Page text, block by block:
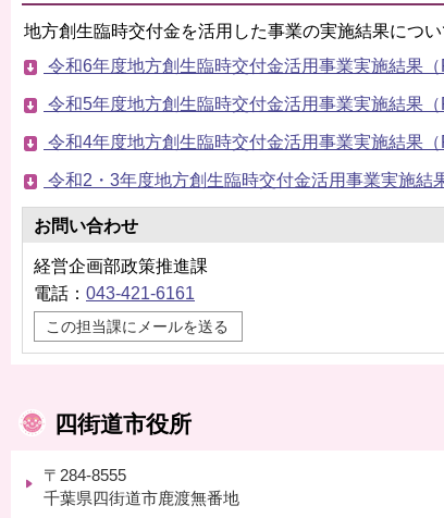
地方創生臨時交付金を活用した事業の実施結果につい
令和6年度地方創生臨時交付金活用事業実施結果（
令和5年度地方創生臨時交付金活用事業実施結果（
令和4年度地方創生臨時交付金活用事業実施結果（
令和2・3年度地方創生臨時交付金活用事業実施結
お問い合わせ
経営企画部政策推進課
電話： 043-421-6161
この担当課にメールを送る
四街道市役所
〒284-8555
千葉県四街道市鹿渡無番地